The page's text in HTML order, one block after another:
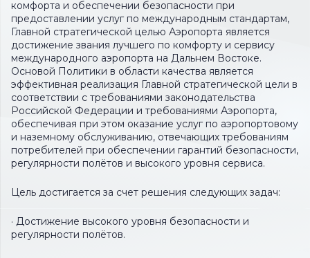
комфорта и обеспечении безопасности при
предоставлении услуг по международным стандартам,
Главной стратегической целью Аэропорта является
достижение звания лучшего по комфорту и сервису
международного аэропорта на Дальнем Востоке.
Основой Политики в области качества является
эффективная реализация Главной стратегической цели в
соответствии с требованиями законодательства
Российской Федерации и требованиями Аэропорта,
обеспечивая при этом оказание услуг по аэропортовому
и наземному обслуживанию, отвечающих требованиям
потребителей при обеспечении гарантий безопасности,
регулярности полётов и высокого уровня сервиса.
Цель достигается за счет решения следующих задач:
· Достижение высокого уровня безопасности и
регулярности полётов.